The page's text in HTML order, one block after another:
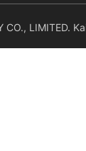
CO., LIMITED.